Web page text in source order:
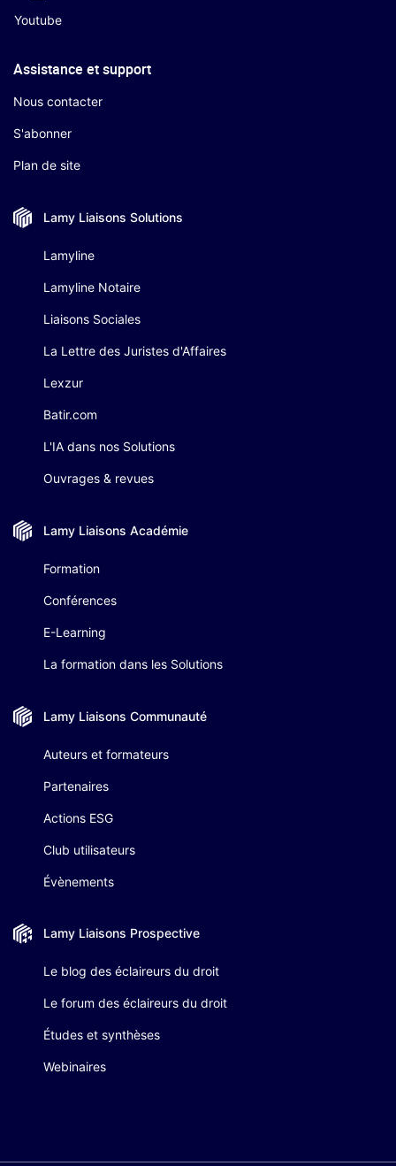
Youtube
Assistance et support
Nous contacter
S'abonner
Plan de site
Lamy Liaisons Solutions
Lamyline
Lamyline Notaire
Liaisons Sociales
La Lettre des Juristes d'Affaires
Lexzur
Batir.com
L'IA dans nos Solutions
Ouvrages & revues
Lamy Liaisons Académie
Formation
Conférences
E-Learning
La formation dans les Solutions
Lamy Liaisons Communauté
Auteurs et formateurs
Partenaires
Actions ESG
Club utilisateurs
Évènements
Lamy Liaisons Prospective
Le blog des éclaireurs du droit
Le forum des éclaireurs du droit
Études et synthèses
Webinaires